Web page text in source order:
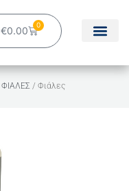
€0.00 0
Cart
ΦΙΑΛΕΣ / Φιάλες